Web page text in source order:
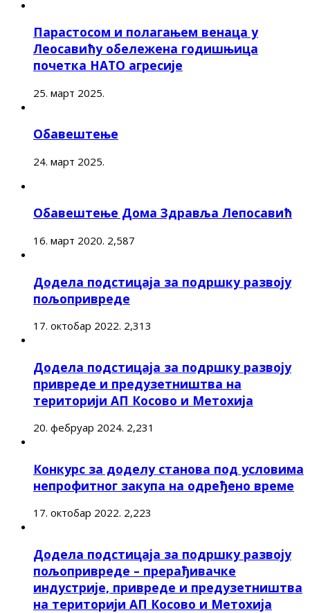
Парастосом и полагањем венаца у
Леосавићу обележена годишњица
почетка НАТО агресије
25. март 2025.
Обавештење
24. март 2025.
Обавештење Дома Здравља Лепосавић
16. март 2020. 2,587
Додела подстицаја за подршку развоју
пољопривреде
17. октобар 2022. 2,313
Додела подстицаја за подршку развоју
привреде и предузетништва на
територији АП Косово и Метохија
20. фебруар 2024. 2,231
Конкурс за доделу станова под условима
непрофитног закупа на одређено време
17. октобар 2022. 2,223
Додела подстицаја за подршку развоју
пољопривреде – прерађивачке
индустрије, привреде и предузетништва
на територији АП Косово и Метохија